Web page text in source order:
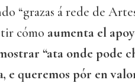
“grazas á rede de
cómo aumenta el
“ata onde pode
e queremos pór en